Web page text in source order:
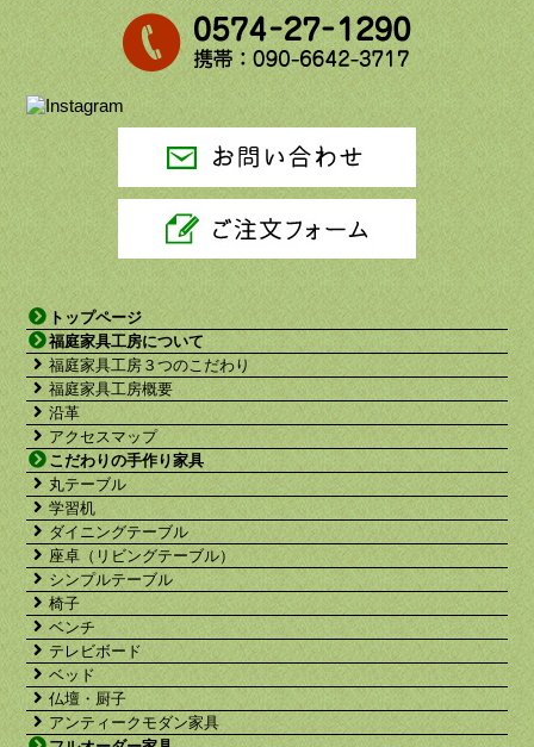
トップページ
福庭家具工房について
福庭家具工房３つのこだわり
福庭家具工房概要
沿革
アクセスマップ
こだわりの手作り家具
丸テーブル
学習机
ダイニングテーブル
座卓（リビングテーブル）
シンプルテーブル
椅子
ベンチ
テレビボード
ベッド
仏壇・厨子
アンティークモダン家具